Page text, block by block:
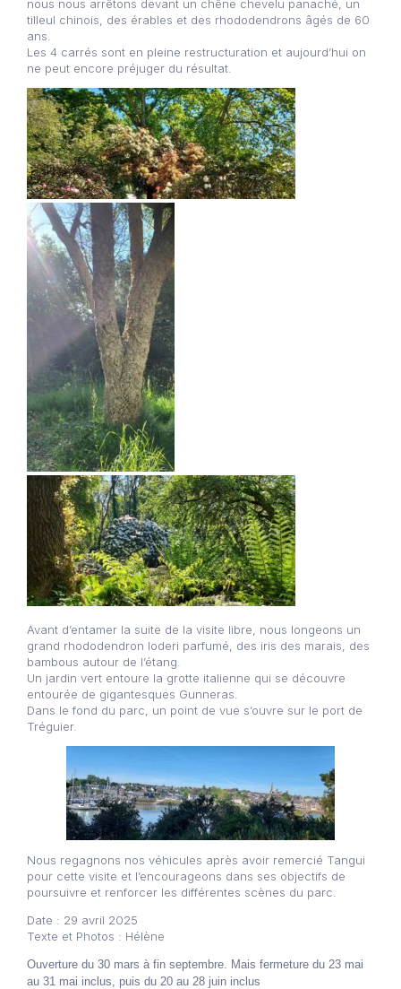
nous nous arrêtons devant un chêne chevelu panaché, un
tilleul chinois, des érables et des rhododendrons âgés de 60
ans.
Les 4 carrés sont en pleine restructuration et aujourd’hui on
ne peut encore préjuger du résultat.
Avant d’entamer la suite de la visite libre, nous longeons un
grand rhododendron loderi parfumé, des iris des marais, des
bambous autour de l’étang.
Un jardin vert entoure la grotte italienne qui se découvre
entourée de gigantesques Gunneras.
Dans le fond du parc, un point de vue s’ouvre sur le port de
Tréguier.
Nous regagnons nos véhicules après avoir remercié Tangui
pour cette visite et l’encourageons dans ses objectifs de
poursuivre et renforcer les différentes scènes du parc.
Date : 29 avril 2025
Texte et Photos : Hélène
Ouverture du 30 mars à fin septembre. Mais fermeture du 23 mai
au 31 mai inclus, puis du 20 au 28 juin inclus